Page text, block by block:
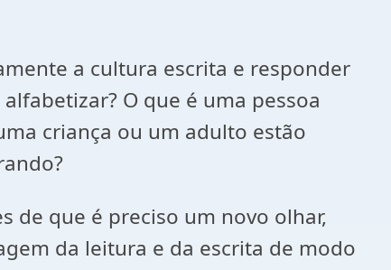
a cultura escrita e responder
O que é uma pessoa
criança ou um adulto estão
de que é preciso um novo olhar,
da leitura e da escrita de modo